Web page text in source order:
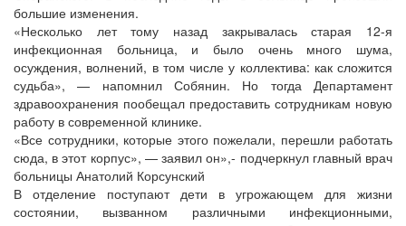
большие изменения.
«Несколько лет тому назад закрывалась старая 12-я
инфекционная больница, и было очень много шума,
осуждения, волнений, в том числе у коллектива: как сложится
судьба», — напомнил Собянин. Но тогда Департамент
здравоохранения пообещал предоставить сотрудникам новую
работу в современной клинике.
«Все сотрудники, которые этого пожелали, перешли работать
сюда, в этот корпус», — заявил он»,- подчеркнул главный врач
больницы Анатолий Корсунский
В отделение поступают дети в угрожающем для жизни
состоянии, вызванном различными инфекционными,